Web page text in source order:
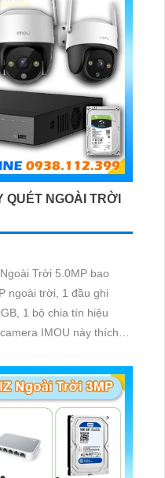
QUÉT NGOÀI TRỜI
Trời 5.0MP bao
ngoài trời, 1 đầu ghi
1 bộ chia tín hiệu
IMOU này thích